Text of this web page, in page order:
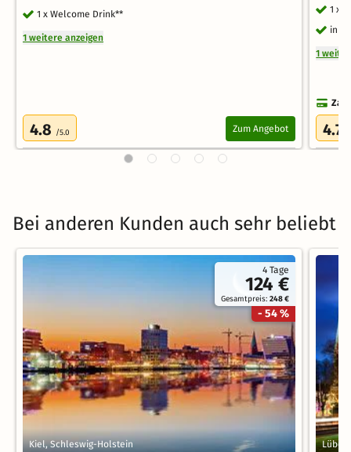
1 x Welcome Drink**
1 weitere anzeigen
4.8 /5.0 Zum Angebot
1 x
inkl.
1
4.7
Bei anderen Kunden auch sehr beliebt
4 Tage
124 €
Gesamtpreis:248 €
- 54 %
Kiel, Schleswig-Holstein